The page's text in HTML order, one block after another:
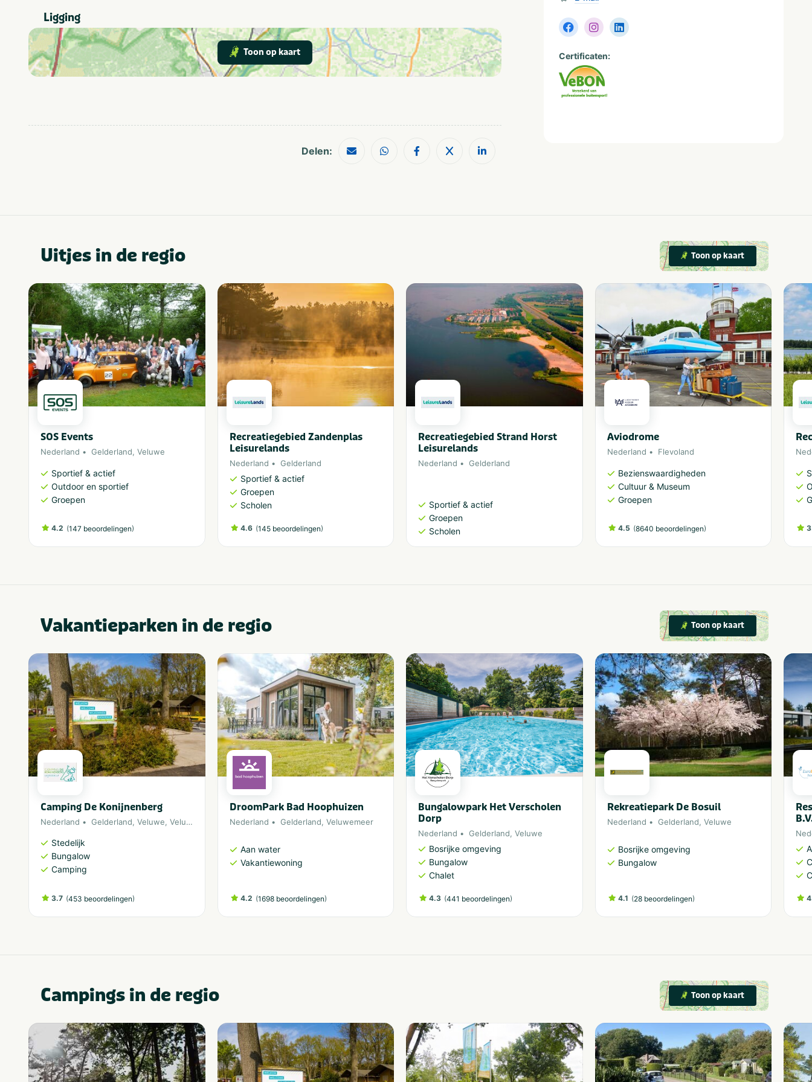
Thema
sportief
Groepen
Zakelijk
Dagje uit
spel
Themafeest
Categorie Sportief & actief Culinair
Ligging
Toon op kaart
Delen:
Certificaten:
Uitjes in de regio Toon op kaart
SOS Events
Nederland Gelderland, Veluwe
Sportief & actief
Outdoor en sportief
Groepen
4.2 (147 beoordelingen)
Recreatiegebied Zandenplas
Leisurelands
Nederland Gelderland
Sportief & actief
Groepen
Scholen
4.6 (145 beoordelingen)
Recreatiegebied Strand Horst
Leisurelands
Nederland Gelderland
Sportief & actief
Groepen
Scholen
Aviodrome
Nederland Flevoland
Bezienswaardigheden
Cultuur & Museum
Groepen
4.5 (8640 beoordelingen)
Vakantieparken in de regio Toon op kaart
Camping De Konijnenberg
Nederland Gelderland, Veluwe, Veluwemeer
Stedelijk
Bungalow
Camping
3.7 (453 beoordelingen)
DroomPark Bad Hoophuizen
Nederland Gelderland, Veluwemeer
Aan water
Vakantiewoning
4.2 (1698 beoordelingen)
Bungalowpark Het Verscholen
Dorp
Nederland Gelderland, Veluwe
Bosrijke omgeving
Bungalow
Chalet
4.3 (441 beoordelingen)
Rekreatiepark De Bosuil
Nederland Gelderland, Veluwe
Bosrijke omgeving
Bungalow
4.1 (28 beoordelingen)
Campings in de regio Toon op kaart